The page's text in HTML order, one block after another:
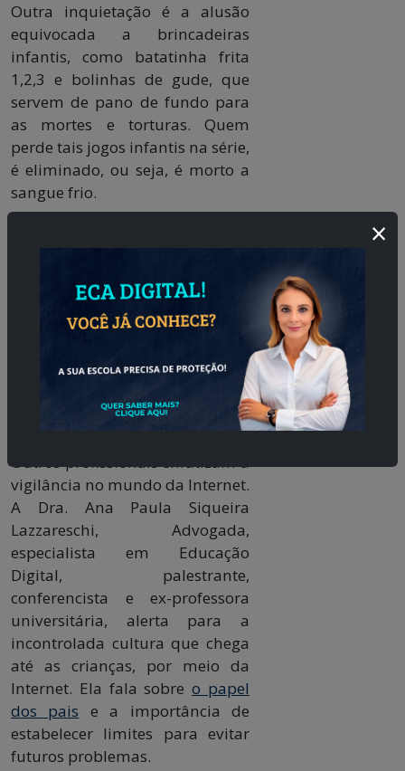
Outra inquietação é a alusão
equivocada a brincadeiras
infantis, como batatinha frita
1,2,3 e bolinhas de gude, que
servem de pano de fundo para
as mortes e torturas. Quem
perde tais jogos infantis na série,
é eliminado, ou seja, é morto a
sangue frio.
emitido:
“Sabemos que é
responsabilidade da família
decidir o que é melhor para suas
crianças, mas enquanto
educadores temos o dever de
alertar e honrar o compromisso
Outros profissionais enfatizam a
vigilância no mundo da Internet.
A Dra. Ana Paula Siqueira
Lazzareschi, Advogada,
especialista em Educação
Digital, palestrante,
conferencista e ex-professora
universitária, alerta para a
incontrolada cultura que chega
até as crianças, por meio da
Internet. Ela fala sobreo papel
dos pais e a importância de
estabelecer limites para evitar
futuros problemas.
×